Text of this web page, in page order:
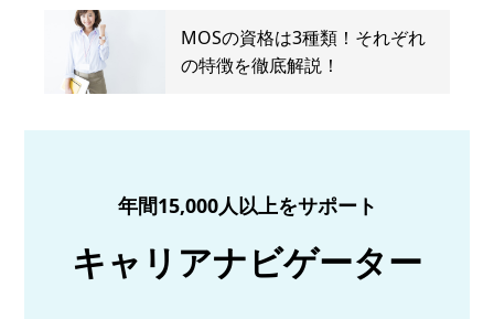
MOSの資格は3種類！それぞれ
の特徴を徹底解説！
年間15,000人以上をサポート
キャリアナビゲーター